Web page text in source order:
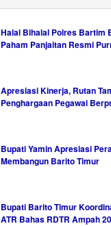
Halal Bihalal Polres Bartim
Paham Panjaitan Resmi
Apresiasi Kinerja, Rutan
Penghargaan Pegawai
Bupati Yamin Apresiasi
Membangun Barito Timur
Bupati Barito Timur
ATR Bahas RDTR Ampah